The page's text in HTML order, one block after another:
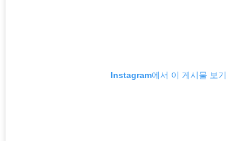
Instagram에서 이 게시물 보기